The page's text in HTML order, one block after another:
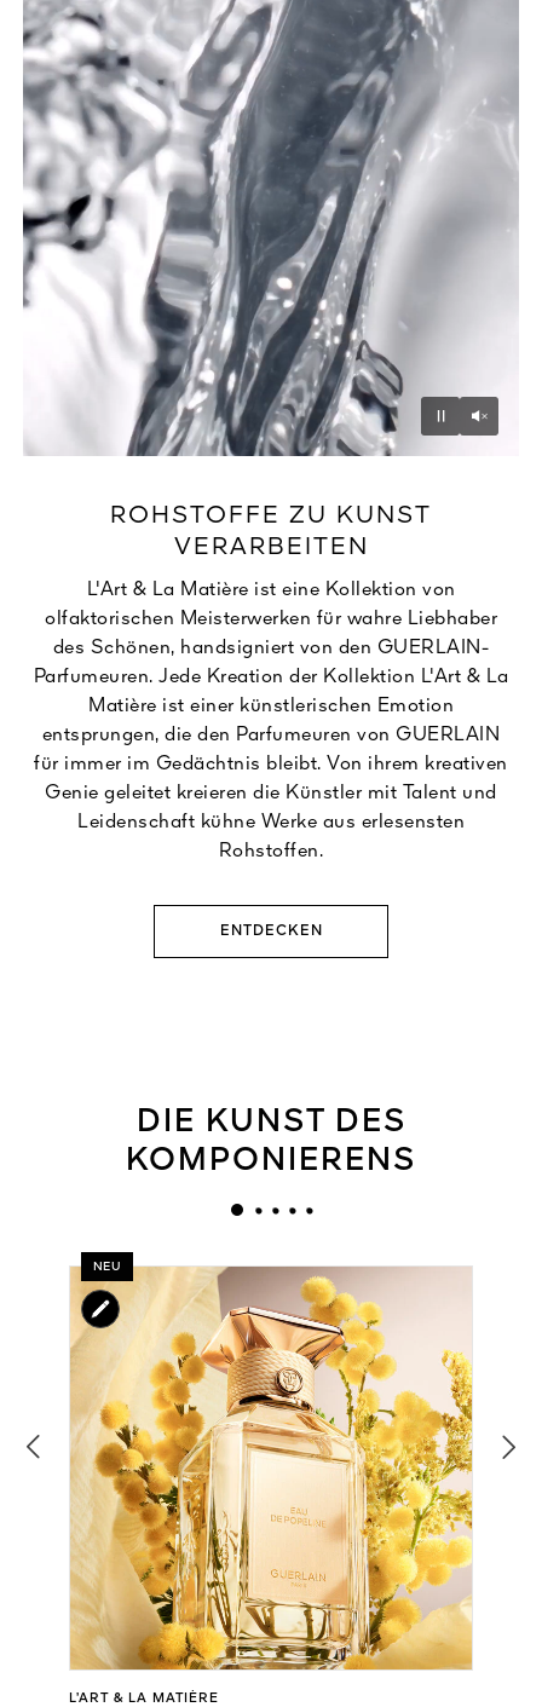
Pause
ROHSTOFFE ZU KUNST
VERARBEITEN
L'Art & La Matière ist eine Kollektion von
olfaktorischen Meisterwerken für wahre Liebhaber
des Schönen, handsigniert von den GUERLAIN-
Parfumeuren. Jede Kreation der Kollektion L'Art & La
Matière ist einer künstlerischen Emotion
entsprungen, die den Parfumeuren von GUERLAIN
für immer im Gedächtnis bleibt. Von ihrem kreativen
Genie geleitet kreieren die Künstler mit Talent und
Leidenschaft kühne Werke aus erlesensten
Rohstoffen.
ENTDECKEN
DIE KUNST DES
KOMPONIERENS
NEU
L’ART & LA MATIÈRE